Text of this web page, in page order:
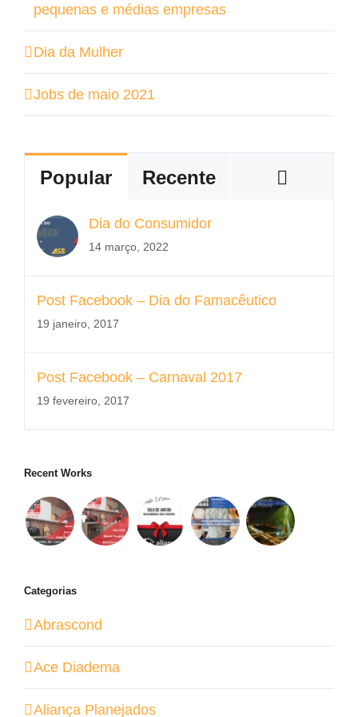
pequenas e médias empresas
Dia da Mulher
Jobs de maio 2021
Popular Recente
Dia do Consumidor
14 março, 2022
Post Facebook – Dia do Famacêutico
19 janeiro, 2017
Post Facebook – Carnaval 2017
19 fevereiro, 2017
Recent Works
Categorias
Abrascond
Ace Diadema
Aliança Planejados